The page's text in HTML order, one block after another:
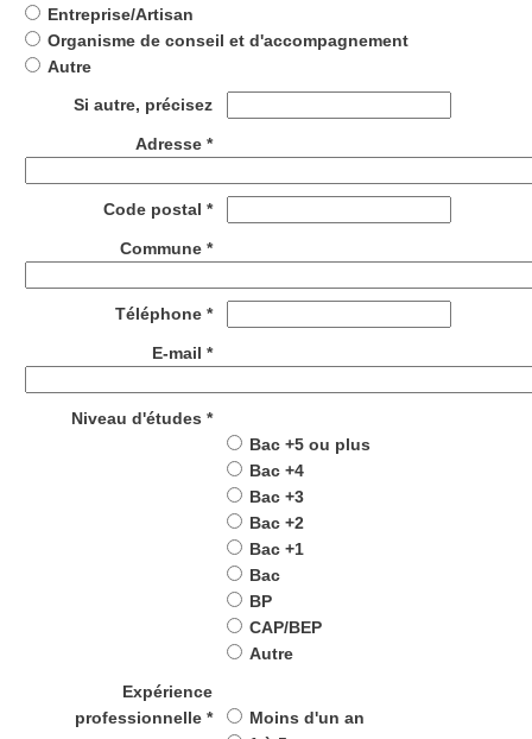
Entreprise/Artisan
Organisme de conseil et d'accompagnement
Autre
Si autre, précisez
Adresse *
Code postal *
Commune *
Téléphone *
E-mail *
Niveau d'études *
Bac +5 ou plus
Bac +4
Bac +3
Bac +2
Bac +1
Bac
BP
CAP/BEP
Autre
Expérience
professionnelle *
Moins d'un an